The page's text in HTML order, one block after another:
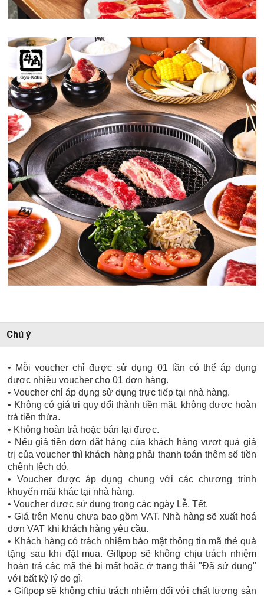
Chú ý
• Mỗi voucher chỉ được sử dụng 01 lần có thể áp dụng
được nhiều voucher cho 01 đơn hàng.
• Voucher chỉ áp dụng sử dụng trực tiếp tại nhà hàng.
• Không có giá trị quy đổi thành tiền mặt, không được hoàn
trả tiền thừa.
• Không hoàn trả hoặc bán lại được.
• Nếu giá tiền đơn đặt hàng của khách hàng vượt quá giá
trị của voucher thì khách hàng phải thanh toán thêm số tiền
chênh lệch đó.
• Voucher được áp dụng chung với các chương trình
khuyến mãi khác tại nhà hàng.
• Voucher được sử dụng trong các ngày Lễ, Tết.
• Giá trên Menu chưa bao gồm VAT. Nhà hàng sẽ xuất hoá
đơn VAT khi khách hàng yêu cầu.
• Khách hàng có trách nhiệm bảo mật thông tin mã thẻ quà
tặng sau khi đặt mua. Giftpop sẽ không chịu trách nhiệm
hoàn trả các mã thẻ bị mất hoặc ở trạng thái "Đã sử dụng"
với bất kỳ lý do gì.
• Giftpop sẽ không chịu trách nhiệm đối với chất lượng sản